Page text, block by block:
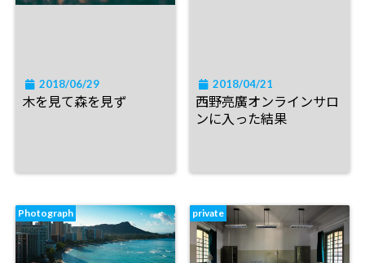
2018/06/29
木を見て森を見ず
2018/04/21
西野亮廣オンラインサロ
ンに入った結果
Photograph private